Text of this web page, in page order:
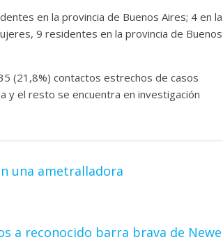
en la provincia de Buenos Aires; 4 en la
9 residentes en la provincia de Buenos
(21,8%) contactos estrechos de casos
y el resto se encuentra en investigación
una ametralladora
a reconocido barra brava de